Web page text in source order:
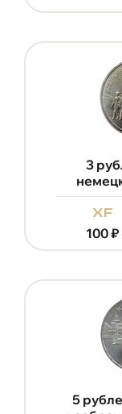
3
xf
100₽
5